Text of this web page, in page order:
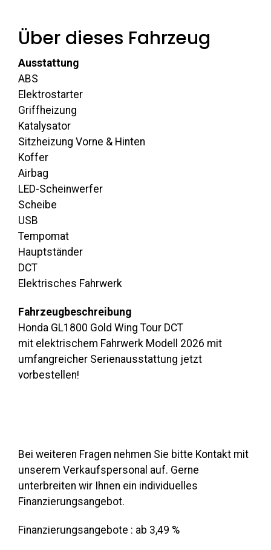
Über dieses Fahrzeug
Ausstattung
ABS
Elektrostarter
Griffheizung
Katalysator
Sitzheizung Vorne & Hinten
Koffer
Airbag
LED-Scheinwerfer
Scheibe
USB
Tempomat
Hauptständer
DCT
Elektrisches Fahrwerk
Fahrzeugbeschreibung
Honda GL1800 Gold Wing Tour DCT
mit elektrischem Fahrwerk Modell 2026 mit
umfangreicher Serienausstattung jetzt
vorbestellen!
Bei weiteren Fragen nehmen Sie bitte Kontakt mit
unserem Verkaufspersonal auf. Gerne
unterbreiten wir Ihnen ein individuelles
Finanzierungsangebot.
Finanzierungsangebote : ab 3,49 %